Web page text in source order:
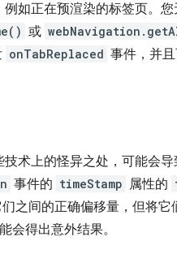
如正在预渲染的标签页。您
或
onTabReplaced 事件，并
术上的怪异之处，可能会
事件的 timeStamp 属性的
之间的正确偏移量，但将它
会得出意外结果。